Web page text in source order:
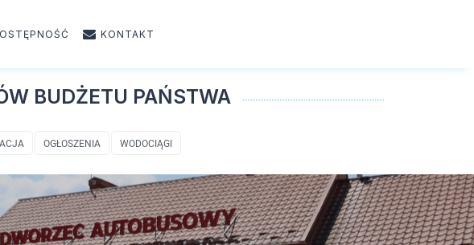
KONTAKT
BUDŻETU PAŃSTWA
OGŁOSZENIA WODOCIĄGI